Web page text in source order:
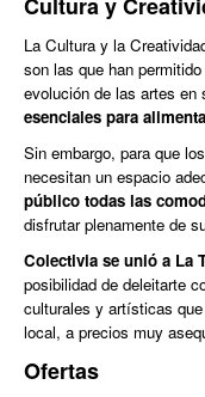
Cultura y
La Cultura y la
son las que han
evolución de las artes
esenciales para
Sin embargo, para que
necesitan un espacio
público todas las
disfrutar plenamente de
Colectivia se unió a La
posibilidad de deleitarte
culturales y artísticas
local, a precios muy
Ofertas